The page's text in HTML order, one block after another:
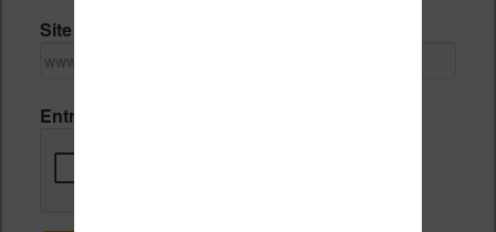
Site Internet
Entrez le code de vérification